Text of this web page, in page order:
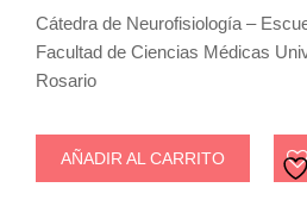
Cátedra de Neurofisiología –
Facultad de Ciencias Médicas
Rosario
AÑADIR AL CARRITO